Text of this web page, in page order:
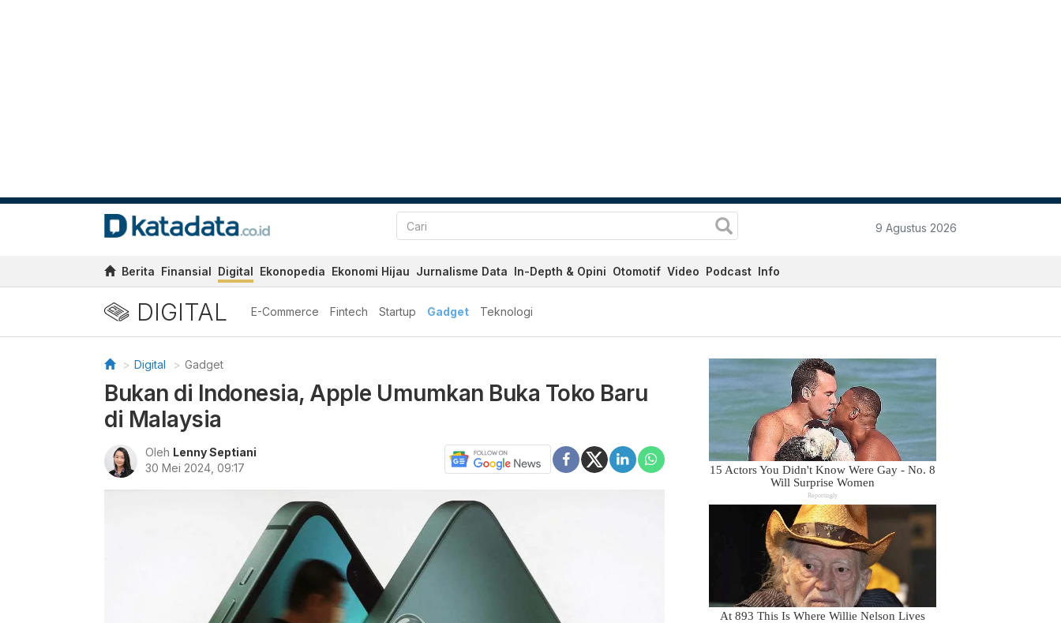
9 Agustus 2026
Berita Finansial Digital Ekonopedia Ekonomi Hijau Jurnalisme Data In-Depth & Opini Otomotif Video Podcast Info
DIGITAL E-Commerce Fintech Startup Gadget Teknologi
Digital Gadget
Bukan di Indonesia, Apple Umumkan Buka Toko Baru
di Malaysia
Oleh Lenny Septiani
30 Mei 2024, 09:17